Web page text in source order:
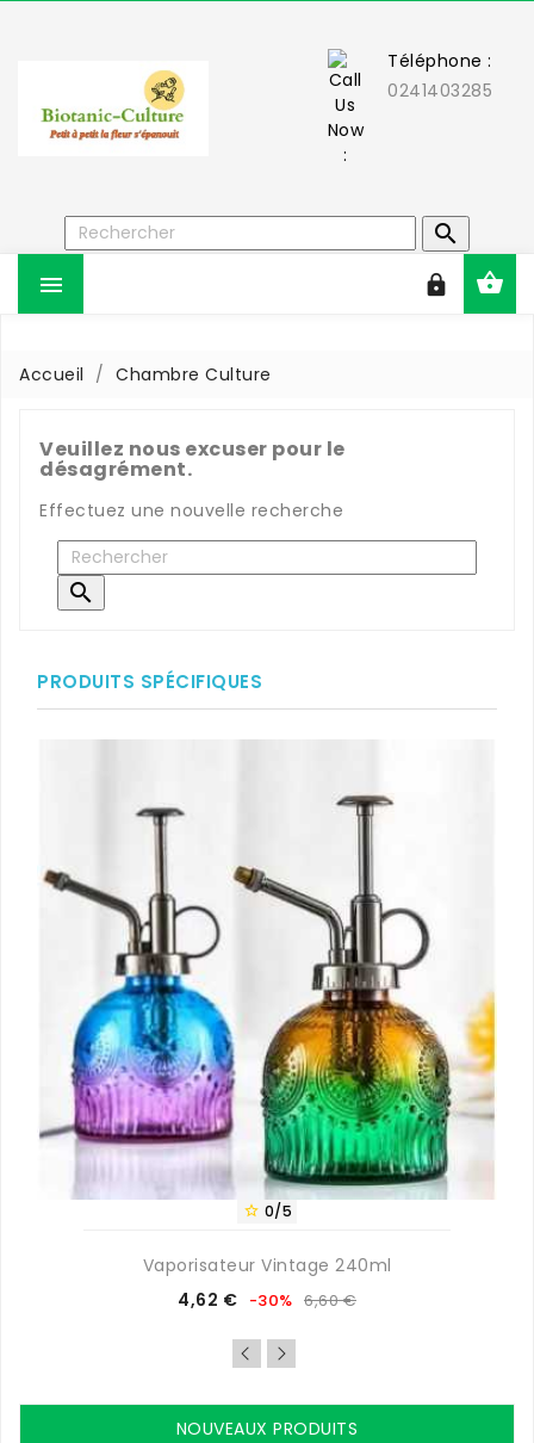
Téléphone :
0241403285



Accueil Chambre Culture
Veuillez nous excuser pour le
désagrément.
Effectuez une nouvelle recherche

PRODUITS SPÉCIFIQUES
 0/5
Vaporisateur Vintage 240ml
Prix
4,62 € Prix
base
-30% 6,60 €
NOUVEAUX PRODUITS